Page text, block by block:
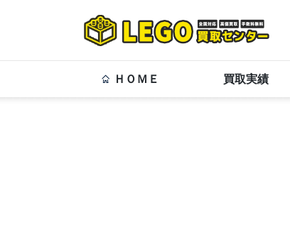
ＨＯＭＥ 買取実績